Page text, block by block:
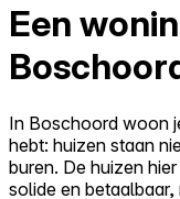
Een
In Boschoord woon
hebt: huizen staan
buren. De huizen
solide en